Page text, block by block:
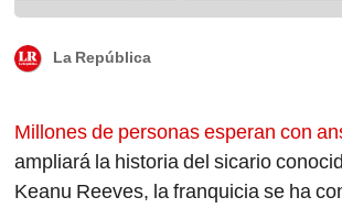
La República
Millones de personas esperan con
ampliará la historia del sicario
Keanu Reeves, la franquicia se ha